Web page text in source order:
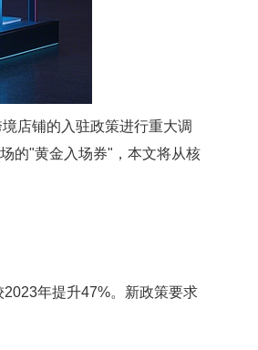
店铺的入驻政策进行重大调
的"黄金入场券"，本文将从核
年提升47%。新政策要求